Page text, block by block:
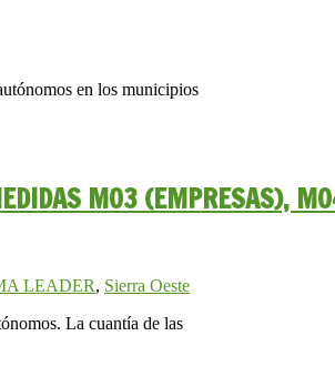
en los municipios
M03 (EMPRESAS),
LEADER, Sierra Oeste
La cuantía de las